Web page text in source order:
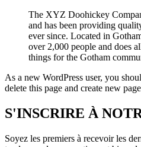
The XYZ Doohickey
and has been providing
ever since. Located in
over 2,000 people and does
things for the Gotham
As a new WordPress user, you
delete this page and create new
S'INSCRIRE À
Soyez les premiers à recevoir les